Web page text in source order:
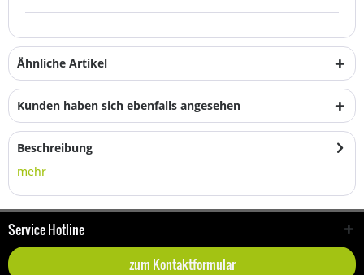
Ähnliche Artikel
Kunden haben sich ebenfalls angesehen
Beschreibung
mehr
Service Hotline
zum Kontaktformular